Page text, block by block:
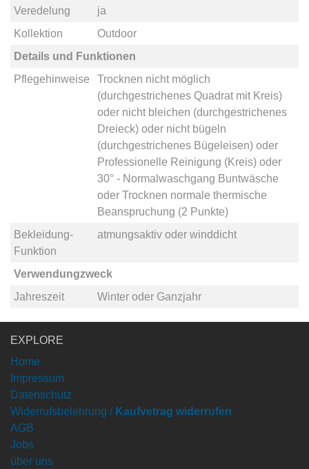
Veredelung
ja
Kollektion
Outdoor
Details und Funktionen
Pflegehinweise
Trocknen nicht möglich
(durchgestrichenes Quadrat mit Kreis)
oder nicht bleichen (durchgestrichenes
Dreieck)oder nicht bügeln
(durchgestrichenes Bügeleisen)oder
Professionelle Reinigung (Kreis)oder
30° - Normalwaschgang Buntwäsche
oder Trocknen normale thermische
Beanspruchung (2 Punkte)
Bekleidung-
Funktion
atmungsaktivoder winddicht
Verwendungzweck
Jahreszeit
Winteroder Ganzjahr
EXPLORE
Home
Impressum
Datenschutz
Widerrufsbelehrung / Kaufvetrag widerrufen
AGB
Jobs
über uns